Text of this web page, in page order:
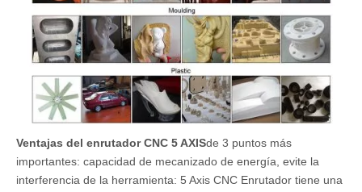
Ventajas del enrutador CNC 5 AXISde 3 puntos más
importantes: capacidad de mecanizado de energía, evite la
interferencia de la herramienta: 5 Axis CNC Enrutador tiene una